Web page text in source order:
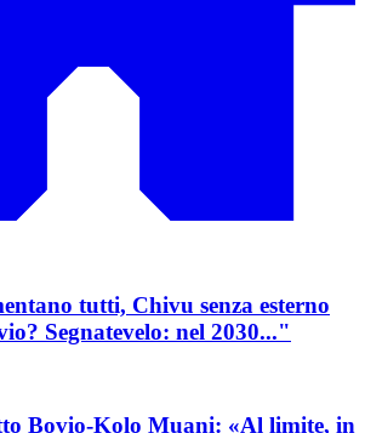
tutti, Chivu senza esterno
Segnatevelo: nel 2030..."
Bovio-Kolo Muani: «Al limite, in